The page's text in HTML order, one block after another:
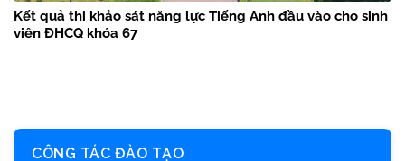
Kết quả thi khảo sát năng lực Tiếng Anh đầu vào cho sinh
viên ĐHCQ khóa 67
CÔNG TÁC ĐÀO TẠO